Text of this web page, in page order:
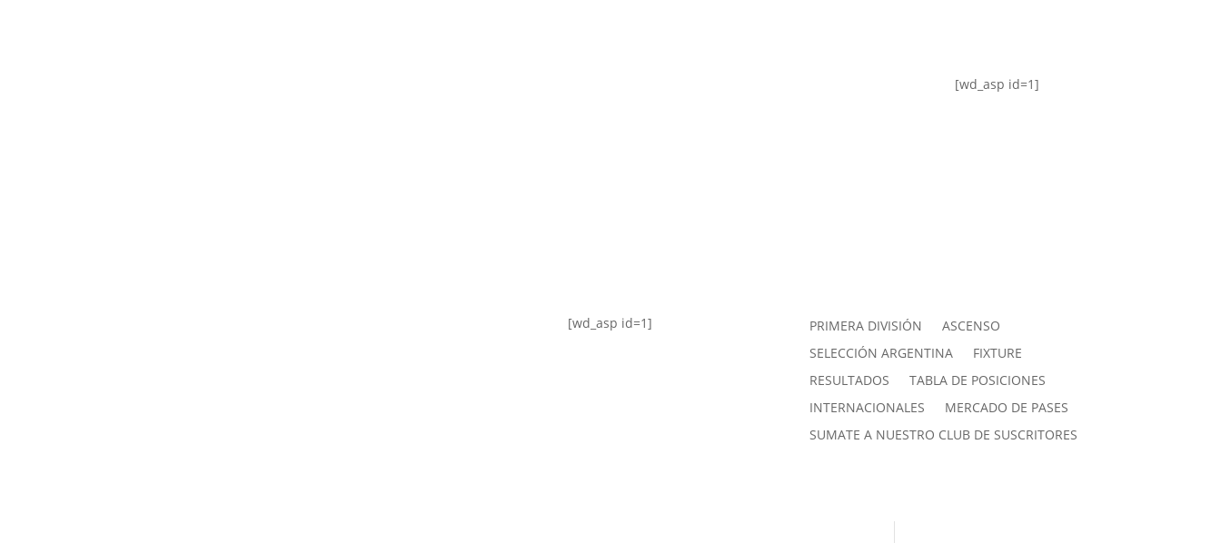
[wd_asp id=1]
[wd_asp id=1] PRIMERA DIVISIÓN
ASCENSO
SELECCIÓN ARGENTINA
FIXTURE
RESULTADOS
TABLA DE POSICIONES
INTERNACIONALES
MERCADO DE PASES
SUMATE A NUESTRO CLUB DE SUSCRITORES